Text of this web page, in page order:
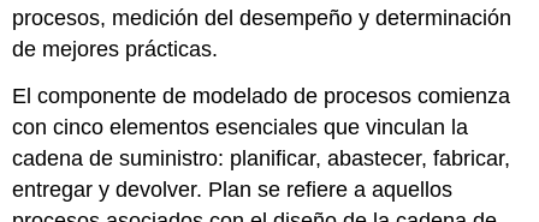
procesos, medición del desempeño y determinación
de mejores prácticas.
El componente de modelado de procesos comienza
con cinco elementos esenciales que vinculan la
cadena de suministro: planificar, abastecer, fabricar,
entregar y devolver. Plan se refiere a aquellos